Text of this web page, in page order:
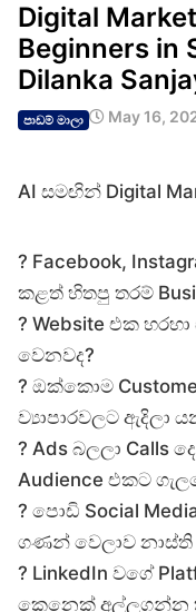
Digital
Beginners in
Dilanka
පාඩම් මාලා May 16,
AI සමඟින් Digital
? Facebook,
කළත් හිතපු තරම්
? Website එක
වෙනවද?
? ඔක්කොම
ව්‍යාපාරවලට ඇදිලා
? Ads බලලා Calls
Audience එකට
? පොඩි Social
ගණන් වෙලාව නාස්ති
? LinkedIn වගේ
කෙනෙක් අල්ලගන්න